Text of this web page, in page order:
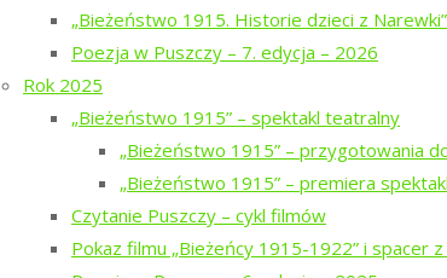
„Bieżeństwo 1915. Historie dzieci z
Poezja w Puszczy – 7. edycja – 2026
Rok 2025
„Bieżeństwo 1915” – spektakl teatralny
„Bieżeństwo 1915” – przygotowania
„Bieżeństwo 1915” – premiera
Czytanie Puszczy – cykl filmów
Pokaz filmu „Bieżeńcy 1915-1922” i spacer
Al. Piłsudskiego 13/4
15-444 Białystok
Zarząd Tropinki
Prezes: Katarzyna Leszczyńska, tropinka@tropinka.org
Sekretarz: Mariola Ziomek, sekretarz@tropinka.org
Skarbnik: Michał Wasiluk, skarbnik@tropinka.org
Komisja Programowa: